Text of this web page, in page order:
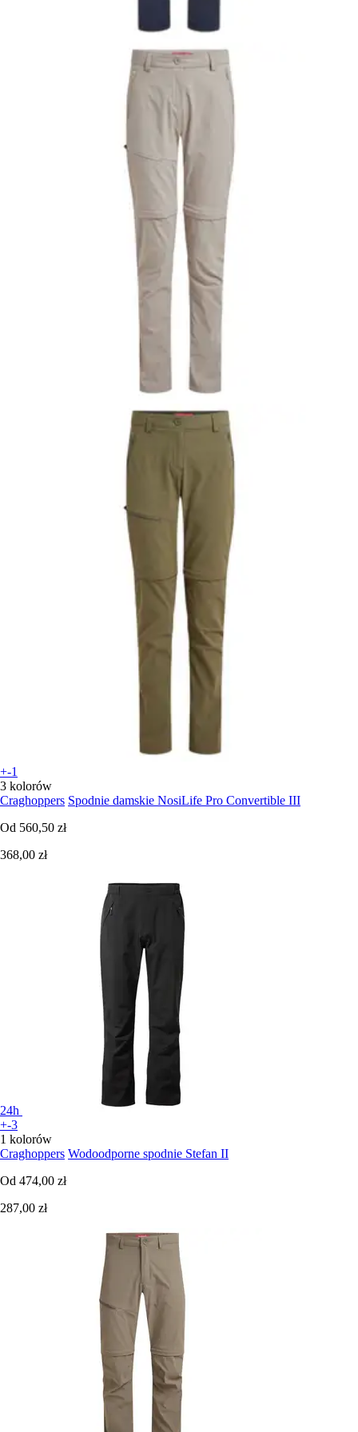
+-1
3 kolorów
Craghoppers Spodnie damskie NosiLife Pro Convertible III
Od 560,50 zł
368,00 zł
24h
+-3
1 kolorów
Craghoppers Wodoodporne spodnie Stefan II
Od 474,00 zł
287,00 zł